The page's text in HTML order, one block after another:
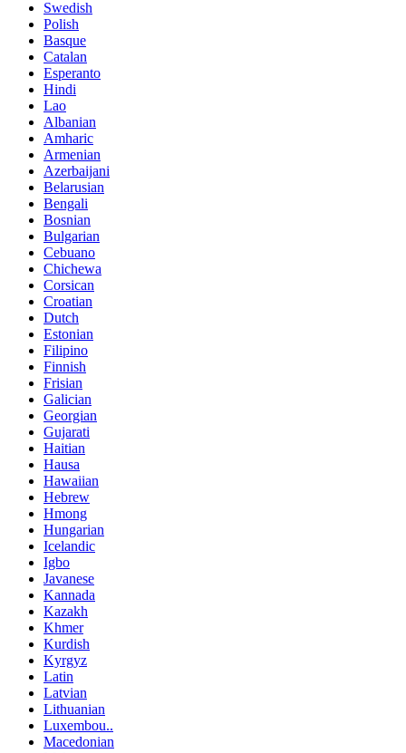
Swedish
Polish
Basque
Catalan
Esperanto
Hindi
Lao
Albanian
Amharic
Armenian
Azerbaijani
Belarusian
Bengali
Bosnian
Bulgarian
Cebuano
Chichewa
Corsican
Croatian
Dutch
Estonian
Filipino
Finnish
Frisian
Galician
Georgian
Gujarati
Haitian
Hausa
Hawaiian
Hebrew
Hmong
Hungarian
Icelandic
Igbo
Javanese
Kannada
Kazakh
Khmer
Kurdish
Kyrgyz
Latin
Latvian
Lithuanian
Luxembou..
Macedonian